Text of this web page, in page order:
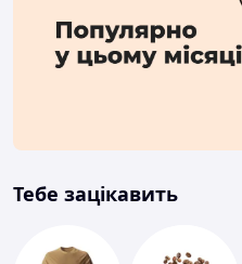
Тебе зацікавить